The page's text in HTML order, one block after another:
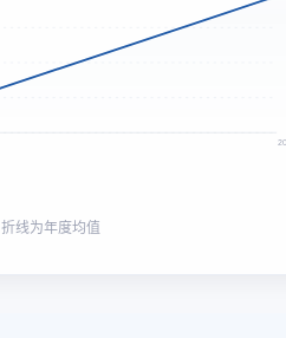
折线为年度均值